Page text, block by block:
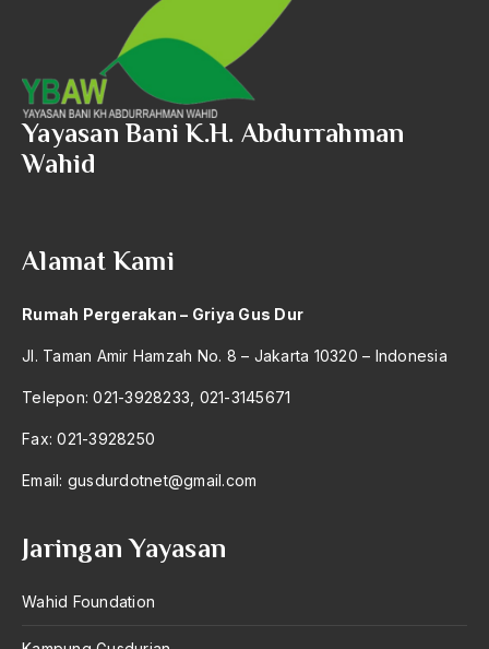
Yayasan Bani K.H. Abdurrahman
Wahid
Alamat Kami
Rumah Pergerakan – Griya Gus Dur
Jl. Taman Amir Hamzah No. 8 – Jakarta 10320 – Indonesia
Telepon: 021-3928233, 021-3145671
Fax: 021-3928250
Email: gusdurdotnet@gmail.com
Jaringan Yayasan
Wahid Foundation